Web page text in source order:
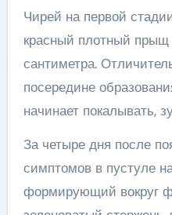
Чирей на первой
красный плотный
сантиметра.
посередине
начинает покалывать,
За четыре дня после
симптомов в пустуле
формирующий вокруг